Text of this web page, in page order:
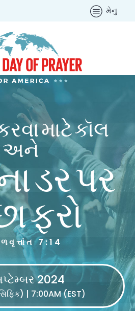
મેનુ
માટે કૉલ
અને
ડર પર
ફરો
7:14
2024
| 7:00AM (EST)